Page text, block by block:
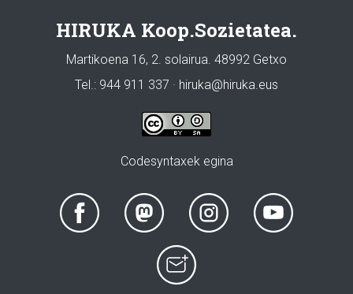
HIRUKA Koop.Sozietatea.
Martikoena 16, 2. solairua. 48992 Getxo
Tel.: 944 911 337 · hiruka@hiruka.eus
Codesyntaxek egina